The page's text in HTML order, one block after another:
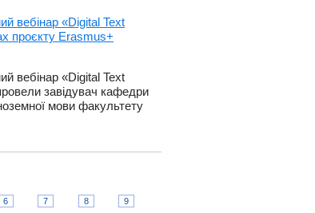
вебінар «Digital Text
проєкту Erasmus+
вебінар «Digital Text
завідувач кафедри
мови факультету
6 7 8 9